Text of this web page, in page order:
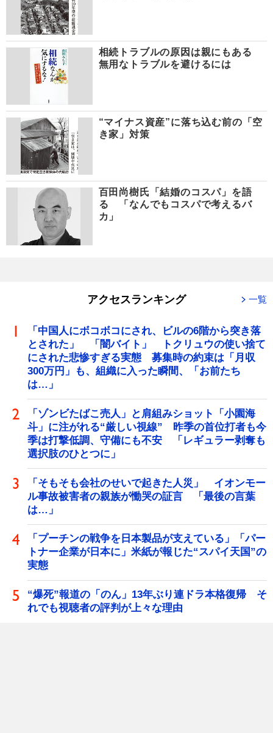
相続トラブルの原因は親にもある
無用なトラブルを避けるには
“マイナス資産”に落ち込む前の「空
き家」対策
百田尚樹氏「結婚のコスパ」を語
る 「なんでもコスパで考えるバ
カ」
アクセスランキング 一覧
「中国人にボコボコにされ、ビルの6階から突き落
とされた」 「闇バイト」 トクリュウの使い捨て
にされた悲惨すぎる実態 募集時の約束は「月収
300万円」も、組織に入った瞬間、「お前たち
は…」
「ゾンビたばこ売人」と肩組みショット「小園海
斗」に注がれる“厳しい視線” 昨季の首位打者も今
季は打撃低調、守備にも不安 「レギュラー剥奪も
選択肢のひとつに」
「そもそも会社のせいで起きた人災」 イオンモー
ル事故被害者の親族が慟哭の証言 「最後の言葉
は…」
「プーチンの戦争を日本製品が支えている」「パー
トナー企業が日本に」米紙が報じた“スパイ天国”の
実態
“爆死”報道の「のん」13年ぶり連ドラ本格復帰 そ
れでも視聴者の評判が上々な理由